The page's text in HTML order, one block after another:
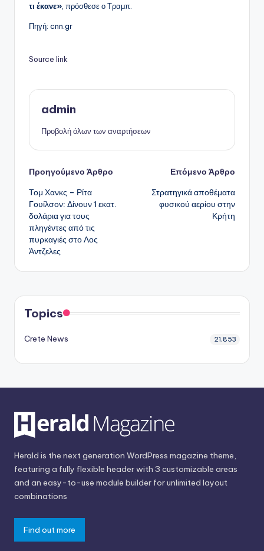
τι έκανε» , πρόσθεσε ο Τραμπ.
Πηγή: cnn.gr
Source link
admin
Προβολή όλων των αναρτήσεων
Πλοήγηση
δημοσιεύσεων
Προηγούμενο Άρθρο
Τομ Χανκς – Ρίτα
Γουίλσον: Δίνουν 1 εκατ.
δολάρια για τους
πληγέντες από τις
πυρκαγιές στο Λος
Άντζελες
Επόμενο Άρθρο
Στρατηγικά αποθέματα
φυσικού αερίου στην
Κρήτη
Topics
Crete News 21,853
Herald is the next generation WordPress magazine theme,
featuring a fully flexible header with 3 customizable areas
and an easy-to-use module builder for unlimited layout
combinations
Find out more